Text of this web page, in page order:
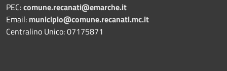
PEC:comune.recanati@emarche.it
Email: municipio@comune.recanati.mc.it
Centralino Unico: 07175871